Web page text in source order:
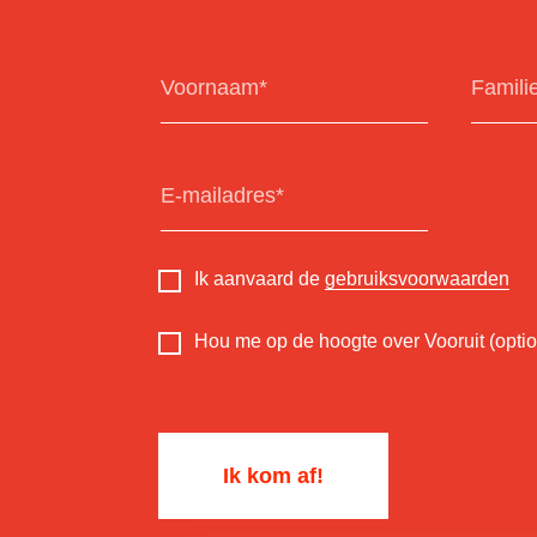
Ik aanvaard de gebruiksvoorwaarden
Hou me op de hoogte over Vooruit